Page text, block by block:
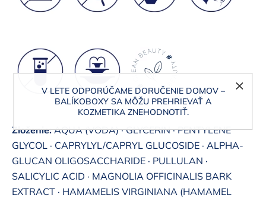
V LETE ODPORÚČAME DORUČENIE DOMOV –
BALÍKOBOXY SA MÔŽU PREHRIEVAŤ A
KOZMETIKA ZNEHODNOTIŤ.
Zloženie:AQUA (VODA) · GLYCERIN · PENTYLENE
GLYCOL · CAPRYLYL/CAPRYL GLUCOSIDE · ALPHA-
GLUCAN OLIGOSACCHARIDE · PULLULAN ·
SALICYLIC ACID · MAGNOLIA OFFICINALIS BARK
EXTRACT · HAMAMELIS VIRGINIANA (HAMAMEL